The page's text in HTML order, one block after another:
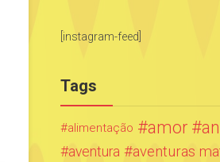
[instagram-feed]
Tags
alimentação amor
aventura aventuras